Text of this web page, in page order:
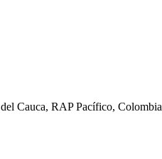
Cauca, RAP Pacífico, Colombia